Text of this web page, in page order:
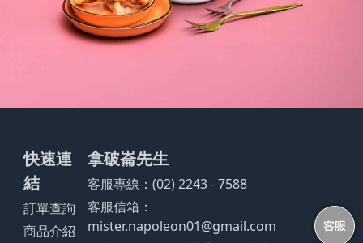
快速連
結
訂單查詢
商品介紹
拿破崙先生
客服專線：(02) 2243 - 7588
客服信箱：
mister.napoleon01@gmail.com